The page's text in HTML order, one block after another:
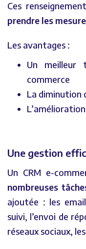
Ces
prendre les
Les avantages :
Un meilleur
commerce
La diminution
Une gestion
Un CRM e-
nombreuses
ajoutée : les
suivi, l’envoi de
réseaux sociaux,